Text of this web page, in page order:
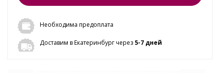
Необходима предоплата
Доставим в Екатеринбург через 5-7 дней